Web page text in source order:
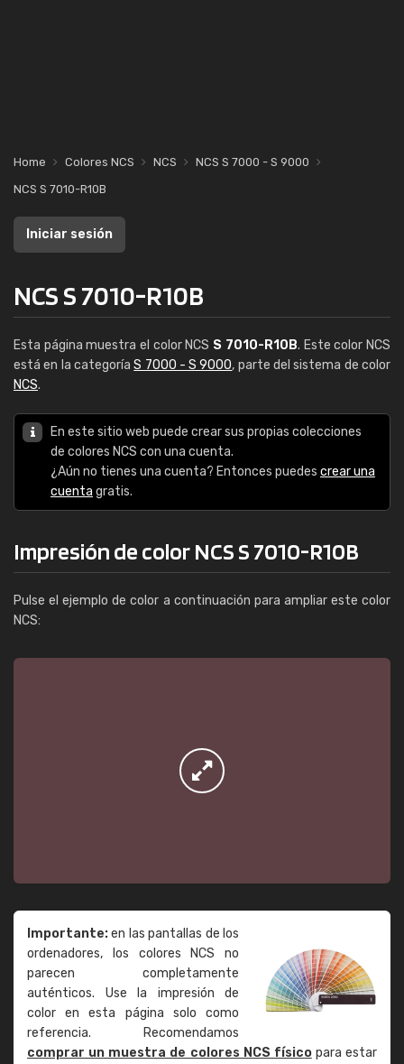
Home Colores NCS NCS
NCS S 7000 - S 9000
NCS S 7010-R10B
Iniciar sesión
NCS S 7010-R10B
Esta página muestra el color NCS S 7010-R10B. Este color NCS
está en la categoríaS 7000 - S 9000, parte del sistema de color
NCS.
En este sitio web puede crear sus propias colecciones
de colores NCS con una cuenta.
¿Aún no tienes una cuenta? Entonces puedes crear una
cuenta gratis.
Impresión de color NCS S 7010-R10B
Pulse el ejemplo de color a continuación para ampliar este color
NCS:
Importante:en las pantallas de los
ordenadores, los colores NCS no
parecen completamente
auténticos. Use la impresión de
color en esta página solo como
referencia. Recomendamos
comprar un muestra de colores NCS físicopara estar